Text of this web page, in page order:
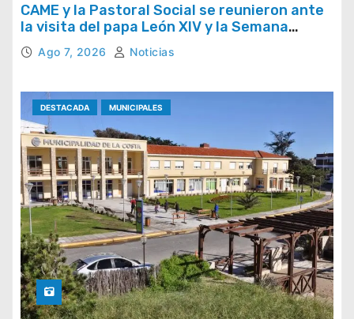
CAME y la Pastoral Social se reunieron ante
la visita del papa León XIV y la Semana
Social 2026
Ago 7, 2026 Noticias
DESTACADA MUNICIPALES